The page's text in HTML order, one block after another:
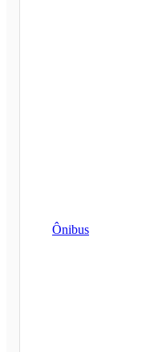
Ônibus